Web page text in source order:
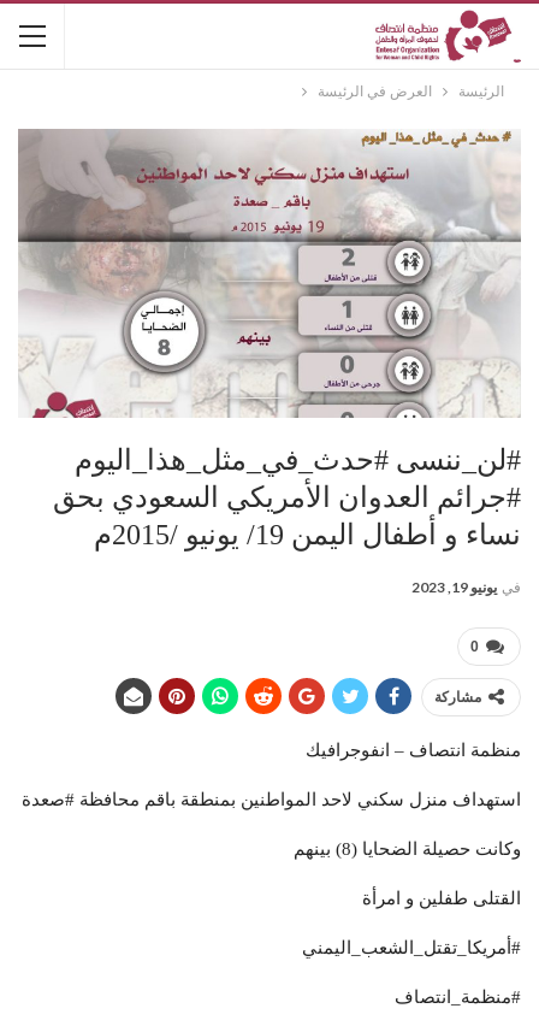
الرئيسة العرض في الرئيسة
#لن_ننسى #حدث_في_مثل_هذا_اليوم
#جرائم العدوان الأمريكي السعودي بحق
نساء و أطفال اليمن 19/ يونيو /2015م
في يونيو 19, 2023
0
مشاركة
منظمة انتصاف – انفوجرافيك
استهداف منزل سكني لاحد المواطنين بمنطقة باقم محافظة #صعدة
وكانت حصيلة الضحايا (8) بينهم
القتلى طفلين و امرأة
#أمريكا_تقتل_الشعب_اليمني
#منظمة_انتصاف